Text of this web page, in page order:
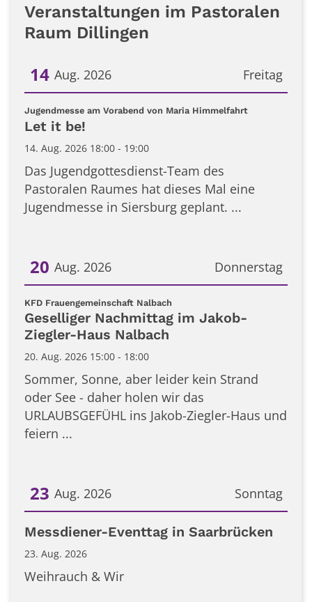
Veranstaltungen im Pastoralen
Raum Dillingen
Freitag
14 Aug. 2026
Datum: 14. August 2026
Jugendmesse am Vorabend von Maria Himmelfahrt:
Let it be!
14. Aug. 2026 18:00 - 19:00
Das Jugendgottesdienst-Team des
Pastoralen Raumes hat dieses Mal eine
Jugendmesse in Siersburg geplant. ...
Donnerstag
20 Aug. 2026
Datum: 20. August 2026
KFD Frauengemeinschaft Nalbach
Geselliger Nachmittag im Jakob-
Ziegler-Haus Nalbach
20. Aug. 2026 15:00 - 18:00
Sommer, Sonne, aber leider kein Strand
oder See - daher holen wir das
URLAUBSGEFÜHL ins Jakob-Ziegler-Haus und
feiern ...
Sonntag
23 Aug. 2026
Datum: 23. August 2026
Messdiener-Eventtag in Saarbrücken
23. Aug. 2026
Weihrauch & Wir